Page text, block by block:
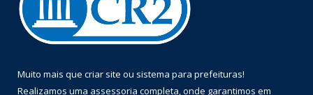
Muito mais que criar site ou sistema para prefeituras!
Realizamos uma assessoria completa, onde garantimos em